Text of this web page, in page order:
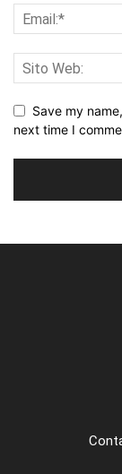
Save my
next time I